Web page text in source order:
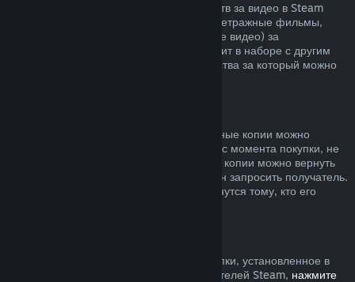
Мы не можем предложить возврат средств за видео в Steam
(например, полнометражные и короткометражные фильмы,
сериалы, их эпизоды, а также обучающие видео) за
исключением случаев, когда видео состоит в наборе с другим
контентом, не являющимся видео, средства за который можно
Средства за неактивированные подарочные копии можно
вернуть по обычным правилам (14 дней с момента покупки, не
больше 2 часов в игре). Активированные копии можно вернуть
по таким же условиям, но возврат должен запросить получатель.
Средства, потраченные на подарок, вернутся тому, кто его
Чтобы узнать, как право на отказ от покупки, установленное в
Европейском союзе, влияет на пользователей Steam, нажмите